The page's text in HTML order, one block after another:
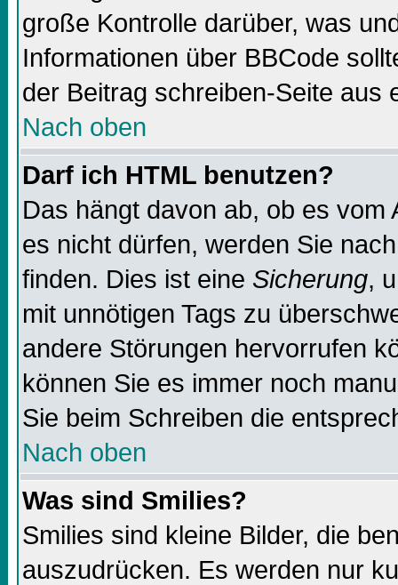
große Kontrolle darüber, was
Informationen über BBCode
der Beitrag schreiben-Seite aus
Nach oben
Darf ich HTML benutzen?
Das hängt davon ab, ob es
es nicht dürfen, werden Sie
finden. Dies ist eine Sicherung,
mit unnötigen Tags zu
andere Störungen hervorrufen
können Sie es immer noch
Sie beim Schreiben die
Nach oben
Was sind Smilies?
Smilies sind kleine Bilder, die
auszudrücken. Es werden nur